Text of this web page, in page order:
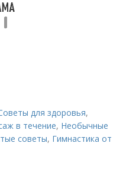
для здоровья,
в течение, Необычные
советы, Гимнастика от